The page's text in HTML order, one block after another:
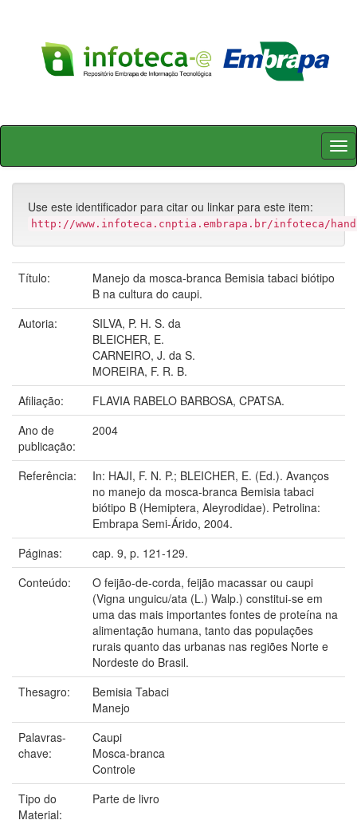
Skip
Use este identificador para citar ou linkar para este item:
http://www.infoteca.cnptia.embrapa.br/infoteca/
Título:
Manejo da mosca-branca Bemisia tabaci biótipo
B na cultura do caupi.
Autoria:
SILVA, P. H. S. da
BLEICHER, E.
CARNEIRO, J. da S.
MOREIRA, F. R. B.
Afiliação:
FLAVIA RABELO BARBOSA, CPATSA.
Ano de
publicação:
2004
Referência:
In: HAJI, F. N. P.; BLEICHER, E. (Ed.). Avanços
no manejo da mosca-branca Bemisia tabaci
biótipo B (Hemiptera, Aleyrodidae). Petrolina:
Embrapa Semi-Árido, 2004.
Páginas:
cap. 9, p. 121-129.
Conteúdo:
O feijão-de-corda, feijão macassar ou caupi
(Vigna unguicu/ata (L.) Walp.) constitui-se em
uma das mais importantes fontes de proteína na
alimentação humana, tanto das populações
rurais quanto das urbanas nas regiões Norte e
Nordeste do Brasil.
Thesagro:
Bemisia Tabaci
Manejo
Palavras-
chave:
Caupi
Mosca-branca
Controle
Tipo do
Material:
Parte de livro